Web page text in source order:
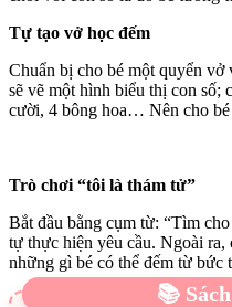
Tự tạo vở học đếm
Chuẩn bị cho bé một quyển
sẽ vẽ một hình biểu thị con số;
cười, 4 bông hoa… Nên cho
Trò chơi “tôi là thám tử”
Bắt đầu bằng cụm từ: “Tìm
tự thực hiện yêu cầu. Ngoài ra,
những gì bé có thể đếm từ bức
📚